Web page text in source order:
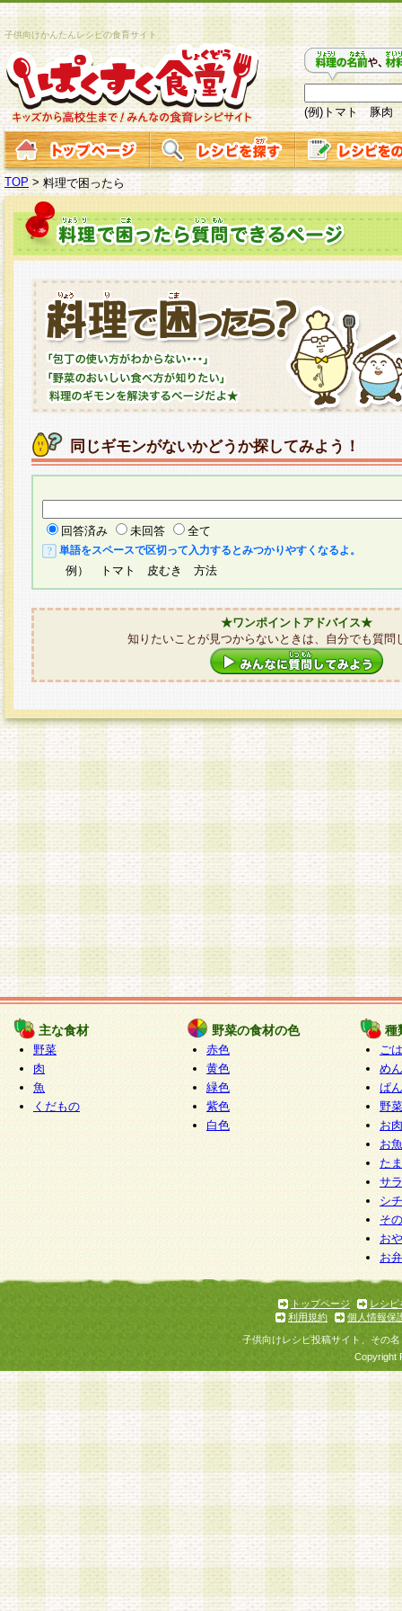
子供向けかんたんレシピの食育サイト
(例)トマト 豚肉
TOP >料理で困ったら
同じギモンがないかどうか探してみよう！
回答済み 未回答 全て
単語をスペースで区切って入力するとみつかりやすくなるよ。
例） トマト 皮むき 方法
★ワンポイントアドバイス★
知りたいことが見つからないときは、自分でも質問
主な食材
野菜
肉
魚
くだもの
野菜の食材の色
赤色
黄色
緑色
紫色
白色
種
ご
めん
ぱん
野
お
お
た
サ
シ
そ
お
お
トップページ
レシピ
利用規約
個人情報保
子供向けレシピ投稿サイト、その
Copyright